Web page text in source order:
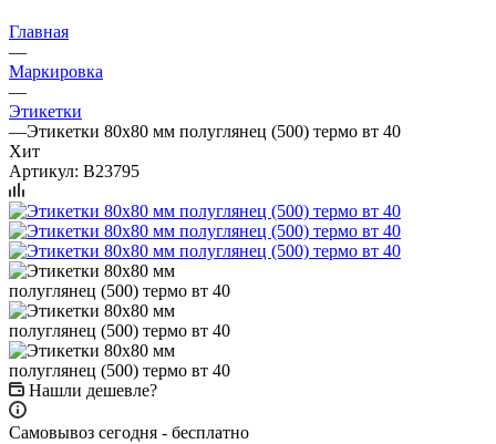
Главная
—
Маркировка
—
Этикетки
—Этикетки 80х80 мм полуглянец (500) термо вт 40
Хит
Артикул: B23795
Нашли дешевле?
Самовывоз сегодня - бесплатно